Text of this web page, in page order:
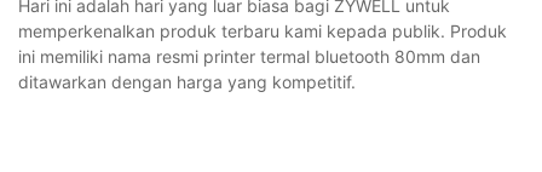
Hari ini adalah hari yang luar biasa bagi ZYWELL untuk
memperkenalkan produk terbaru kami kepada publik. Produk
ini memiliki nama resmi printer termal bluetooth 80mm dan
ditawarkan dengan harga yang kompetitif.